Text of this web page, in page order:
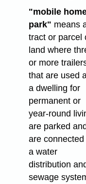
"mobile
park" means
tract or parcel
land where
or more
that are used
a dwelling for
permanent or
year-round
are parked
are connected
a water
distribution
sewage